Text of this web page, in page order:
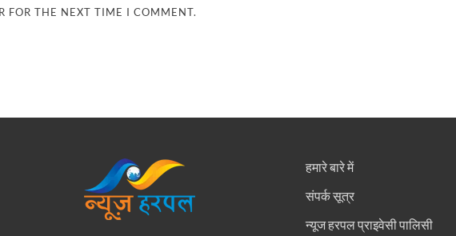
FOR THE NEXT TIME I COMMENT.
हमारे बारे में
संपर्क सूत्र
न्यूज हरपल प्राइवेसी पालिसी